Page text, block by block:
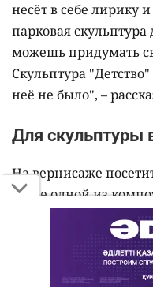
несёт в себе лирику
парковая
можешь придумать
Скульптура
неё не было", –
Для скульптуры
На вернисаже
герое одной из
Шорохова. И хотя
году, скульптор